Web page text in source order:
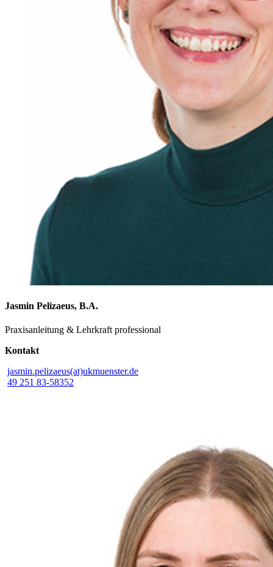
Jasmin Pelizaeus, B.A.
Praxisanleitung & Lehrkraft professional
Kontakt
jasmin.pelizaeus(at)ukmuenster.de
49 251 83-58352